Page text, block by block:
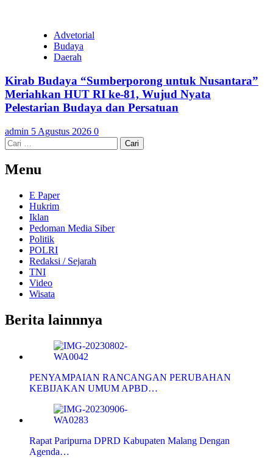
Advetorial
Budaya
Daerah
Kirab Budaya “Sumberporong untuk Nusantara”
Meriahkan HUT RI ke-81, Wujud Nyata
Pelestarian Budaya dan Persatuan
admin 5 Agustus 2026 0
Cari
untuk:
Menu
E Paper
Hukrim
Iklan
Pedoman Media Siber
Politik
POLRI
Redaksi / Sejarah
TNI
Video
Wisata
Berita lainnnya
PENYAMPAIAN RANCANGAN PERUBAHAN
KEBIJAKAN UMUM APBD…
Rapat Paripurna DPRD Kabupaten Malang Dengan
Agenda…